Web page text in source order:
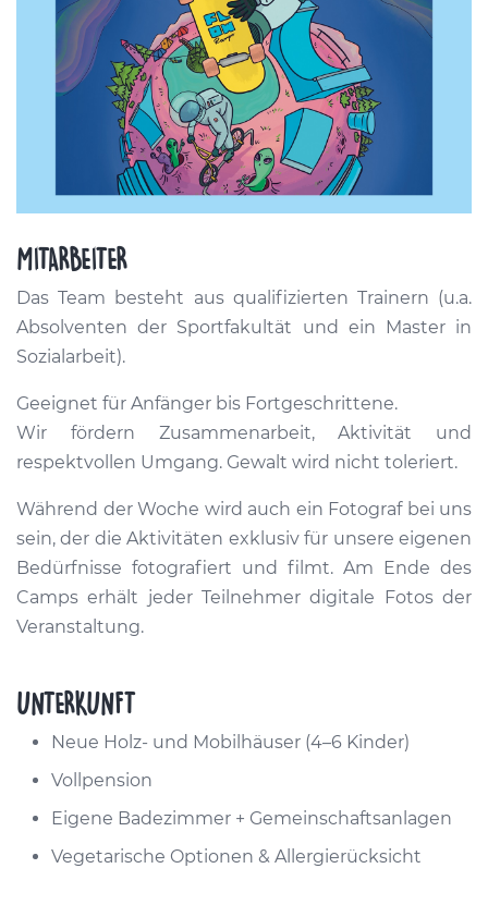
MITARBEITER
Das Team besteht aus qualifizierten Trainern (u.a.
Absolventen der Sportfakultät und ein Master in
Sozialarbeit).
Geeignet für Anfänger bis Fortgeschrittene.
Wir fördern Zusammenarbeit, Aktivität und
respektvollen Umgang. Gewalt wird nicht toleriert.
Während der Woche wird auch ein Fotograf bei uns
sein, der die Aktivitäten exklusiv für unsere eigenen
Bedürfnisse fotografiert und filmt. Am Ende des
Camps erhält jeder Teilnehmer digitale Fotos der
Veranstaltung.
UNTERKUNFT
Neue Holz- und Mobilhäuser (4–6 Kinder)
Vollpension
Eigene Badezimmer + Gemeinschaftsanlagen
Vegetarische Optionen & Allergierücksicht